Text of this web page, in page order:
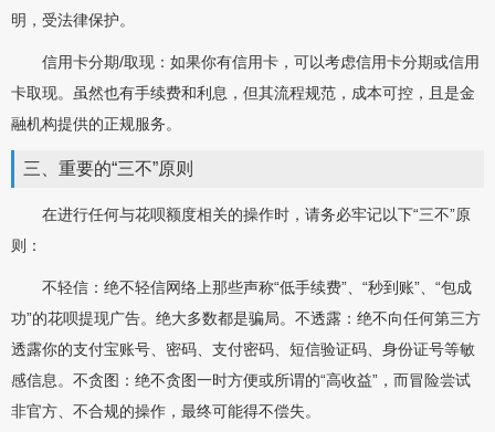
明，受法律保护。
信用卡分期/取现：如果你有信用卡，可以考虑信用卡分期或信用
卡取现。虽然也有手续费和利息，但其流程规范，成本可控，且是金
融机构提供的正规服务。
三、重要的“三不”原则
在进行任何与花呗额度相关的操作时，请务必牢记以下“三不”原
则：
不轻信：绝不轻信网络上那些声称“低手续费”、“秒到账”、“包成
功”的花呗提现广告。绝大多数都是骗局。不透露：绝不向任何第三方
透露你的支付宝账号、密码、支付密码、短信验证码、身份证号等敏
感信息。不贪图：绝不贪图一时方便或所谓的“高收益”，而冒险尝试
非官方、不合规的操作，最终可能得不偿失。